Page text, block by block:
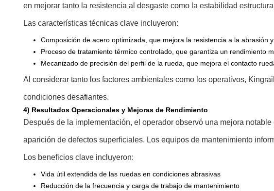
en mejorar tanto la resistencia al desgaste como la estabilidad
Las características técnicas clave incluyeron:
Composición de acero optimizada, que mejora la resistencia a la abrasión
Proceso de tratamiento térmico controlado, que garantiza un rendimiento
Mecanizado de precisión del perfil de la rueda, que mejora el contacto
Al considerar tanto los factores ambientales como los operativos,
condiciones desafiantes.
4) Resultados Operacionales y Mejoras de Rendimiento
Después de la implementación, el operador observó una mejora
aparición de defectos superficiales. Los equipos de mantenimiento
Los beneficios clave incluyeron:
Vida útil extendida de las ruedas en condiciones abrasivas
Reducción de la frecuencia y carga de trabajo de mantenimiento